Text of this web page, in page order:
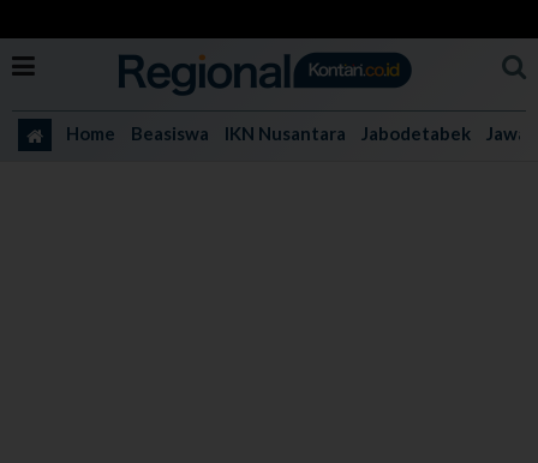
Home Beasiswa IKN Nusantara Jabodetabek Jawa